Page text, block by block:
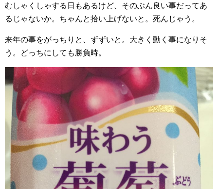
むしゃくしゃする日もあるけど、そのぶん良い事だってあ
るじゃないか。ちゃんと拾い上げないと。死んじゃう。
来年の事をがっちりと、ずずいと。大きく動く事になりそ
う。どっちにしても勝負時。